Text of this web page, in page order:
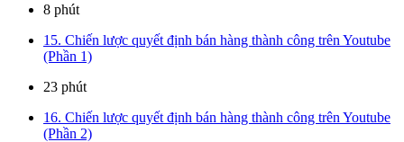
8 phút
15. Chiến lược quyết định bán hàng thành công trên Youtube
(Phần 1)
23 phút
16. Chiến lược quyết định bán hàng thành công trên Youtube
(Phần 2)